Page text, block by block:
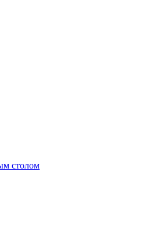
столом